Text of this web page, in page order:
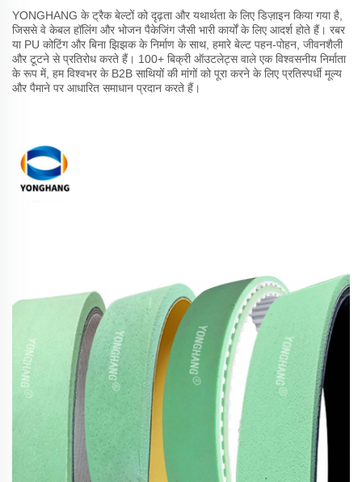
YONGHANG के ट्रैक बेल्टों को दृढ़ता और यथार्थता के लिए डिज़ाइन किया गया है,
जिससे वे केबल हॉलिंग और भोजन पैकेजिंग जैसी भारी कार्यों के लिए आदर्श होते हैं। रबर
या PU कोटिंग और बिना झिझक के निर्माण के साथ, हमारे बेल्ट पहन-पोहन, जीवनशैली
और टूटने से प्रतिरोध करते हैं। 100+ बिक्री ऑउटलेट्स वाले एक विश्वसनीय निर्माता
के रूप में, हम विश्वभर के B2B साथियों की मांगों को पूरा करने के लिए प्रतिस्पर्धी मूल्य
और पैमाने पर आधारित समाधान प्रदान करते हैं।